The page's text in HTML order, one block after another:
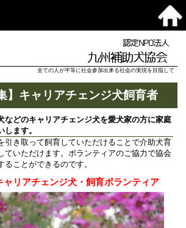
認定NPO法人
九州補助犬協会
全ての人が平等に社会参加出来る社会の実現を目指して
】キャリアチェンジ犬飼育者
などのキャリアチェンジ犬を愛犬家の方に家庭
ます。
引き取って飼育していただけることで介助犬育
ていただけます。ボランティアのご協力で協会
ことができるのです。
ャリアチェンジ犬・ 飼育ボランティア